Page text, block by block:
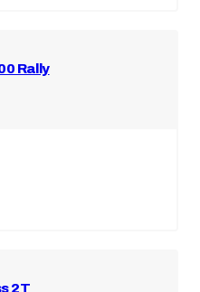
Rally
2T